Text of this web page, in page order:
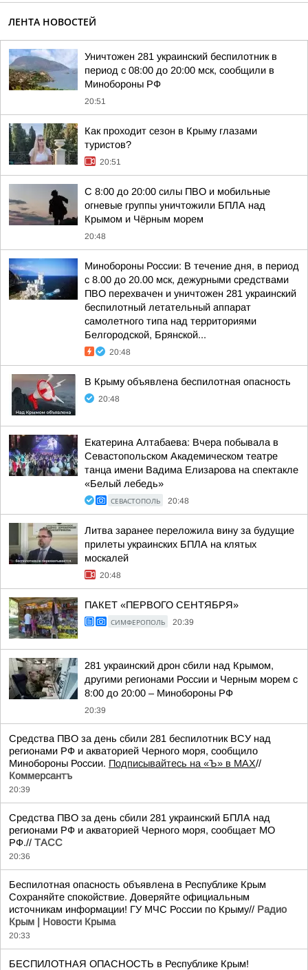
ЛЕНТА НОВОСТЕЙ
Уничтожен 281 украинский беспилотник в
период с 08:00 до 20:00 мск, сообщили в
Минобороны РФ
20:51
Как проходит сезон в Крыму глазами
туристов?
20:51
С 8:00 до 20:00 силы ПВО и мобильные
огневые группы уничтожили БПЛА над
Крымом и Чёрным морем
20:48
Минобороны России: В течение дня, в период
с 8.00 до 20.00 мск, дежурными средствами
ПВО перехвачен и уничтожен 281 украинский
беспилотный летательный аппарат
самолетного типа над территориями
Белгородской, Брянской...
20:48
В Крыму объявлена беспилотная опасность
20:48
Екатерина Алтабаева: Вчера побывала в
Севастопольском Академическом театре
танца имени Вадима Елизарова на спектакле
«Белый лебедь»
СЕВАСТОПОЛЬ 20:48
Литва заранее переложила вину за будущие
прилеты украинских БПЛА на клятых
москалей
20:48
ПАКЕТ «ПЕРВОГО СЕНТЯБРЯ»
СИМФЕРОПОЛЬ 20:39
281 украинский дрон сбили над Крымом,
другими регионами России и Черным морем с
8:00 до 20:00 – Минобороны РФ
20:39
Средства ПВО за день сбили 281 беспилотник ВСУ над
регионами РФ и акваторией Черного моря, сообщило
Минобороны России. Подписывайтесь на «Ъ» в MAX//
Коммерсантъ
20:39
Средства ПВО за день сбили 281 украинский БПЛА над
регионами РФ и акваторией Черного моря, сообщает МО
РФ.// ТАСС
20:36
Беспилотная опасность объявлена в Республике Крым
Сохраняйте спокойствие. Доверяйте официальным
источникам информации! ГУ МЧС России по Крыму// Радио
Крым | Новости Крыма
20:33
БЕСПИЛОТНАЯ ОПАСНОСТЬ в Республике Крым!